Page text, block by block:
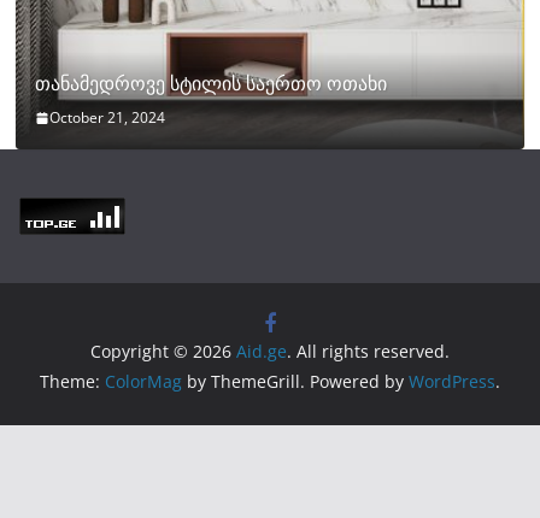
თანამედროვე სტილის საერთო ოთახი
October 21, 2024
Copyright © 2026 Aid.ge. All rights reserved.
Theme: ColorMag by ThemeGrill. Powered by WordPress.